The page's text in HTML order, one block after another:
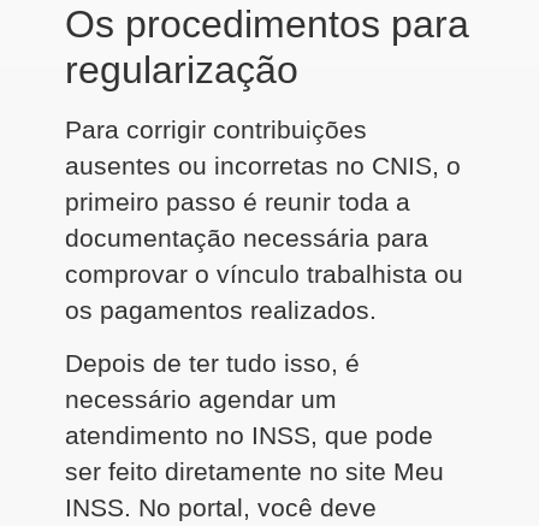
Os procedimentos para
regularização
Para corrigir contribuições
ausentes ou incorretas no CNIS, o
primeiro passo é reunir toda a
documentação necessária para
comprovar o vínculo trabalhista ou
os pagamentos realizados.
Depois de ter tudo isso, é
necessário agendar um
atendimento no INSS, que pode
ser feito diretamente no site Meu
INSS. No portal, você deve